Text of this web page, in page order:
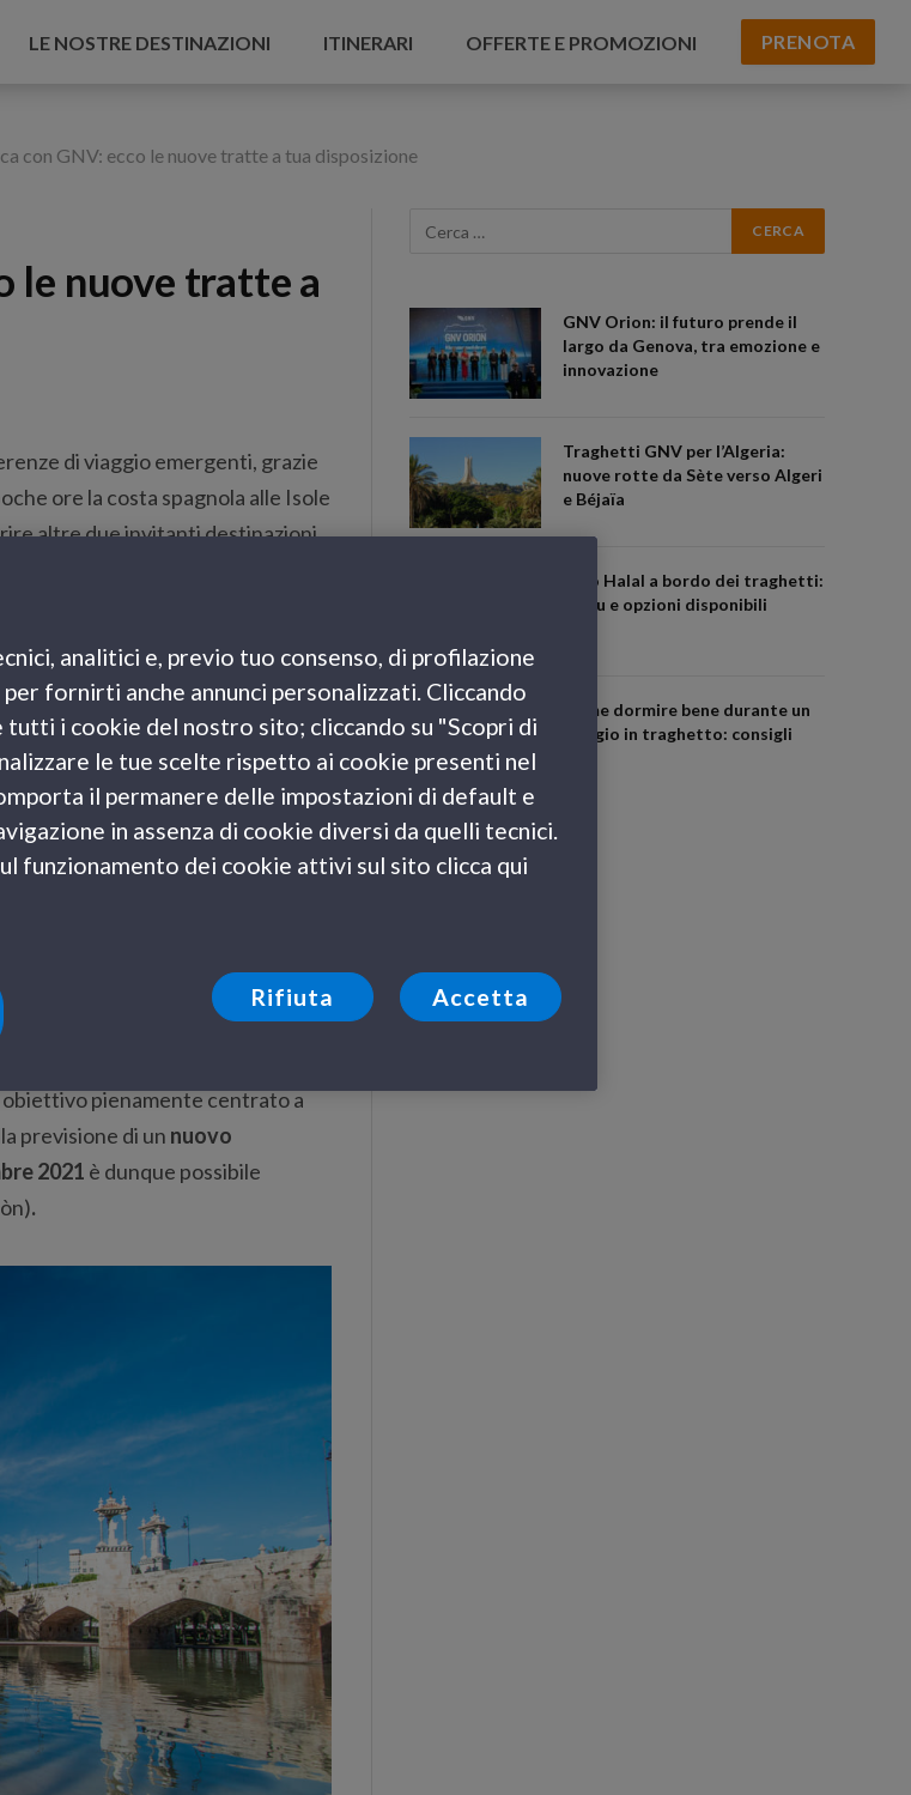
LE NOSTRE DESTINAZIONI ITINERARI OFFERTE E PROMOZIONI PRENOTA
con GNV: ecco le nuove tratte a tua disposizione
le nuove tratte a
di viaggio emergenti, grazie
ore la costa spagnola alle Isole
altre due invitanti destinazioni
Mediterraneo esercitano su
massima flessibilità atutti i clienti
Grandi Navi Velociha
con le isole Baleari. Operative
i giorni
da e per i porti di
tratte.
delle nuove rotte e di
di navigazione ha pensato
da offrire ai propri clienti
obiettivo pienamente centrato a
previsione di un nuovo
2021 è dunque possibile
.
GNV Orion: il futuro prende il
largo da Genova, tra emozione e
innovazione
Traghetti GNV per l’Algeria:
nuove rotte da Sète verso Algeri
e Béjaïa
Cibo Halal a bordo dei traghetti:
menu e opzioni disponibili
Come dormire bene durante un
viaggio in traghetto: consigli
analitici e, previo tuo consenso, di profilazione
fornirti anche annunci personalizzati. Cliccando
i cookie del nostro sito; cliccando su "Scopri di
le tue scelte rispetto ai cookie presenti nel
il permanere delle impostazioni di default e
in assenza di cookie diversi da quelli tecnici.
funzionamento dei cookie attivi sul sito clicca qui
Rifiuta Accetta